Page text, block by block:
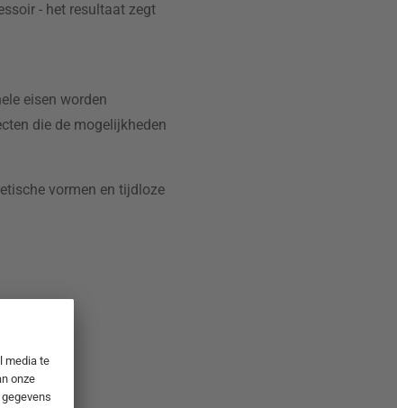
- het resultaat zegt
eisen worden
die de mogelijkheden
vormen en tijdloze